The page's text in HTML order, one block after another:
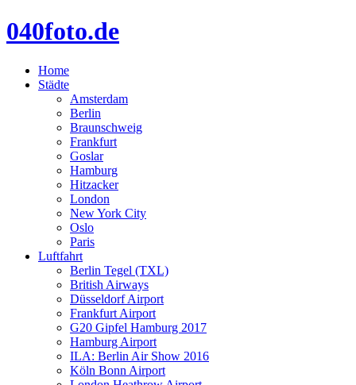
040foto.de
Home
Städte
Amsterdam
Berlin
Braunschweig
Frankfurt
Goslar
Hamburg
Hitzacker
London
New York City
Oslo
Paris
Luftfahrt
Berlin Tegel (TXL)
British Airways
Düsseldorf Airport
Frankfurt Airport
G20 Gipfel Hamburg 2017
Hamburg Airport
ILA: Berlin Air Show 2016
Köln Bonn Airport